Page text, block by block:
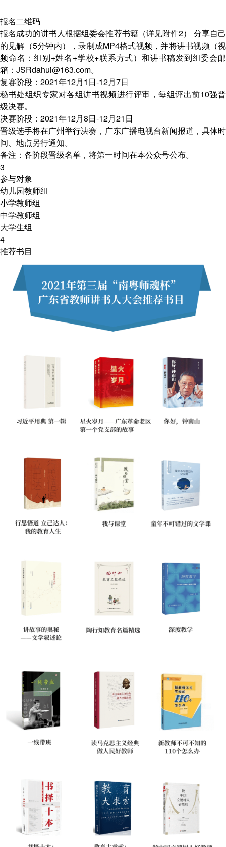
报名二维码
报名成功的讲书人根据组委会推荐书籍（详见附件2） 分享自己
的见解（5分钟内），录制成MP4格式视频，并将讲书视频（视
频命名：组别+姓名+学校+联系方式）和讲书稿发到组委会邮
箱：JSRdahui@163.com。
复赛阶段：2021年12月1日-12月7日
秘书处组织专家对各组讲书视频进行评审，每组评出前10强晋
级决赛。
决赛阶段：2021年12月8日-12月21日
晋级选手将在广州举行决赛，广东广播电视台新闻报道，具体时
间、地点另行通知。
备注：各阶段晋级名单，将第一时间在本公众号公布。
3
参与对象
幼儿园教师组
小学教师组
中学教师组
大学生组
4
推荐书目